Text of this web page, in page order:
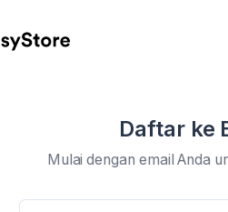
Daftar ke
Mulai dengan email Anda